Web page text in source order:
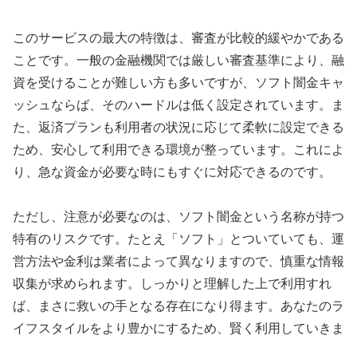
このサービスの最大の特徴は、審査が比較的緩やかである
ことです。一般の金融機関では厳しい審査基準により、融
資を受けることが難しい方も多いですが、ソフト闇金キャ
ッシュならば、そのハードルは低く設定されています。ま
た、返済プランも利用者の状況に応じて柔軟に設定できる
ため、安心して利用できる環境が整っています。これによ
り、急な資金が必要な時にもすぐに対応できるのです。
ただし、注意が必要なのは、ソフト闇金という名称が持つ
特有のリスクです。たとえ「ソフト」とついていても、運
営方法や金利は業者によって異なりますので、慎重な情報
収集が求められます。しっかりと理解した上で利用すれ
ば、まさに救いの手となる存在になり得ます。あなたのラ
イフスタイルをより豊かにするため、賢く利用していきま